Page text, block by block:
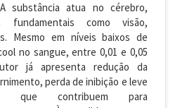
substância atua no cérebro,
fundamentais como visão,
Mesmo em níveis baixos de
no sangue, entre 0,01 e 0,05
já apresenta redução da
perda de inibição e leve
que contribuem para